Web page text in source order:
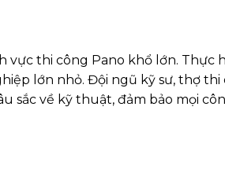
vực thi công Pano khổ lớn. Thực
lớn nhỏ. Đội ngũ kỹ sư, thợ thi
sắc về kỹ thuật, đảm bảo mọi